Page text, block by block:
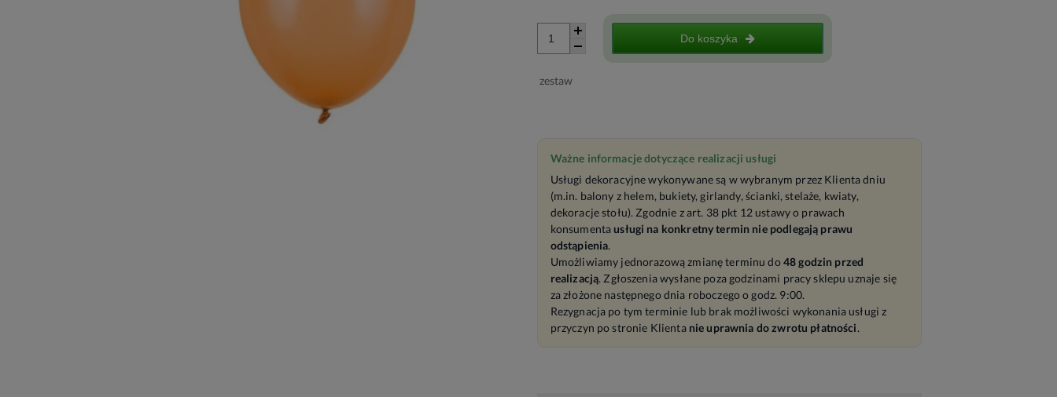
zestaw
Do koszyka
Ważne informacje dotyczące realizacji usługi
Usługi dekoracyjne wykonywane są w wybranym przez Klienta dniu
(m.in. balony z helem, bukiety, girlandy, ścianki, stelaże, kwiaty,
dekoracje stołu). Zgodnie z art. 38 pkt 12 ustawy o prawach
konsumentausługi na konkretny termin nie podlegają prawu
odstąpienia.
Umożliwiamy jednorazową zmianę terminu do48 godzin przed
realizacją. Zgłoszenia wysłane poza godzinami pracy sklepu uznaje się
za złożone następnego dnia roboczego o godz. 9:00.
Rezygnacja po tym terminie lub brak możliwości wykonania usługi z
przyczyn po stronie Klienta nie uprawnia do zwrotu płatności.